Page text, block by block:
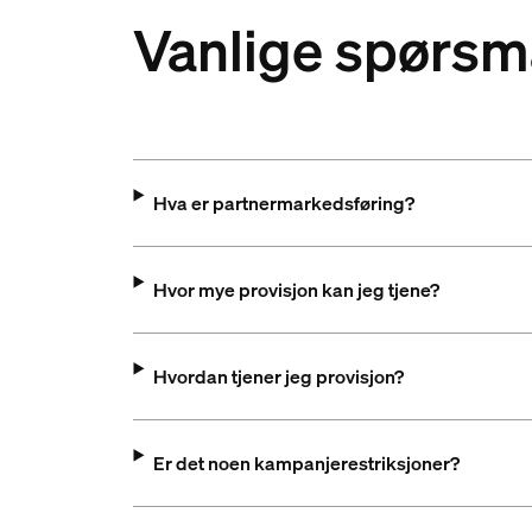
Vanlige
Hva er partnermarkedsføring?
Hvor mye provisjon kan jeg tjene?
Hvordan tjener jeg provisjon?
Er det noen kampanjerestriksjoner?